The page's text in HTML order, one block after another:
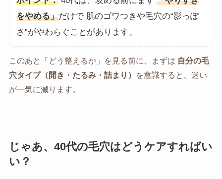
をやめる」だけで 肌のゴワつきや毛穴の“影っぽ
さ”がやわらぐことがあります。
このあと「どう整えるか」を見る前に、まずは 自分の毛
穴タイプ（開き・たるみ・詰まり）
を意識すると、迷い
が一気に減ります。
じゃあ、40代の毛穴はどうケアすればい
い？